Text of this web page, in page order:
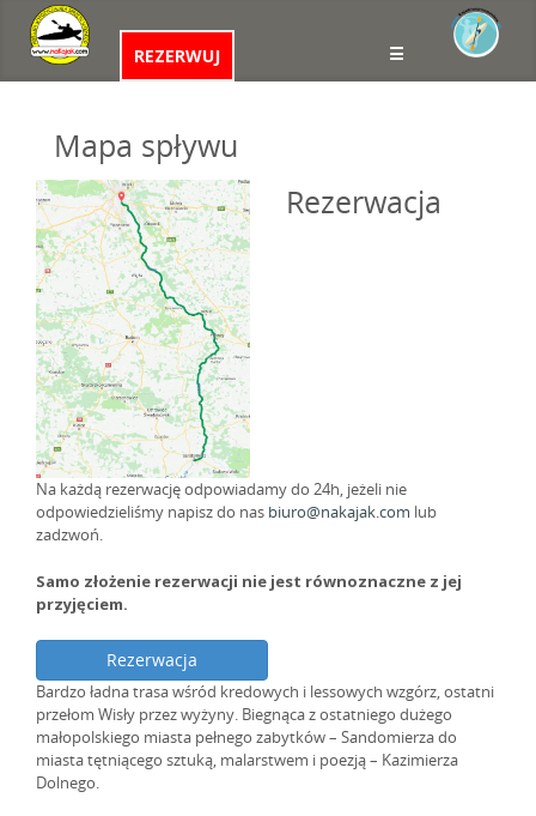
REZERWUJ ☰
Mapa spływu
Rezerwacja
Na każdą rezerwację odpowiadamy do 24h, jeżeli nie
odpowiedzieliśmy napisz do nas biuro@nakajak.com lub
zadzwoń.
Samo złożenie rezerwacji nie jest równoznaczne z jej
przyjęciem.
Rezerwacja
Bardzo ładna trasa wśród kredowych i lessowych wzgórz, ostatni
przełom Wisły przez wyżyny. Biegnąca z ostatniego dużego
małopolskiego miasta pełnego zabytków – Sandomierza do
miasta tętniącego sztuką, malarstwem i poezją – Kazimierza
Dolnego.